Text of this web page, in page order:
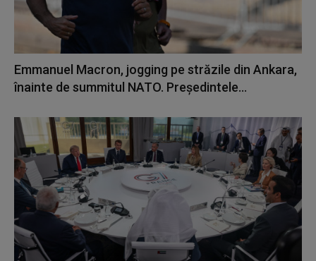
Emmanuel Macron, jogging pe străzile din Ankara,
înainte de summitul NATO. Președintele...